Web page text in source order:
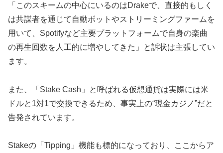
「このスキームの中心にいるのはDrakeで、直接的もしく
は共謀者を通じて自動ボットやストリーミングファームを
用いて、Spotifyなど主要プラットフォームで自身の楽曲
の再生回数を人工的に増やしてきた」と訴状は主張してい
ます。
また、「Stake Cash」と呼ばれる仮想通貨は実際には米
ドルと1対1で交換できるため、事実上の“現金カジノ”だと
告発されています。
Stakeの「Tipping」機能も標的になっており、ここからア